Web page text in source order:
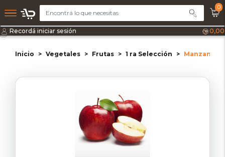
0
Recordá iniciar sesión 0,00
Inicio Vegetales Frutas 1 ra Selección Manzana el